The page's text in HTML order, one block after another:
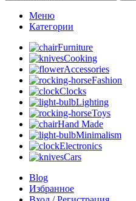
Меню
Категории
Furniture
Cooking
Accessories
Fashion
Clocks
Lighting
Toys
Hand Made
Minimalism
Electronics
Cars
Blog
Избранное